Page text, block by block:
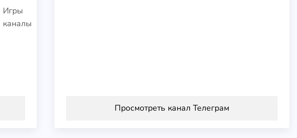
Игры
каналы
Просмотреть канал Телеграм